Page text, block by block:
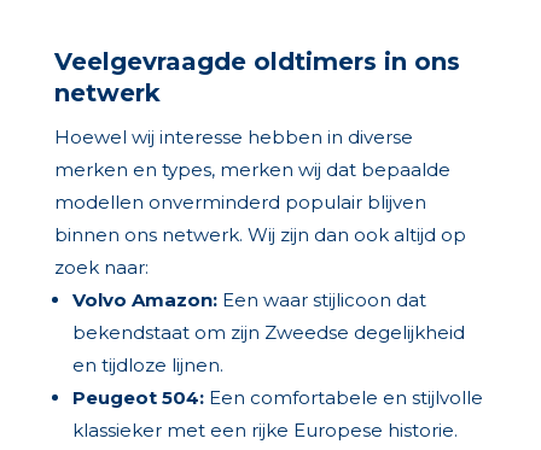
Veelgevraagde oldtimers in ons
netwerk
Hoewel wij interesse hebben in diverse
merken en types, merken wij dat bepaalde
modellen onverminderd populair blijven
binnen ons netwerk. Wij zijn dan ook altijd op
zoek naar:
Volvo Amazon:Een waar stijlicoon dat
bekendstaat om zijn Zweedse degelijkheid
en tijdloze lijnen.
Peugeot 504:Een comfortabele en stijlvolle
klassieker met een rijke Europese historie.